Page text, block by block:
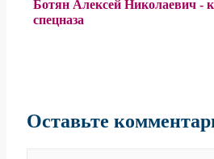
Ботян Алексей Николаевич -
спецназа
Оставьте